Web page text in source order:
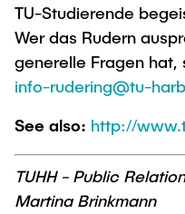
TU-Studierende
Wer das Rudern
generelle Fragen
info-rudering@tu-
See also: http://
TUHH - Public
Martina Brinkmann